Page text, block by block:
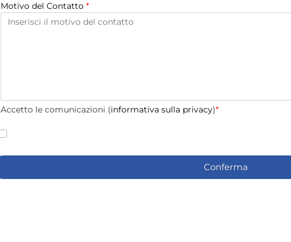
Motivo del Contatto *
Accetto le comunicazioni (informativa sulla privacy)*
Accetto le comunicazioni (informativa sulla privacy)*